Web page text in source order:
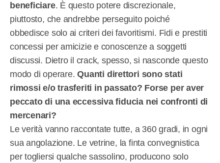
beneficiare. È questo potere discrezionale,
piuttosto, che andrebbe perseguito poiché
obbedisce solo ai criteri dei favoritismi. Fidi e prestiti
concessi per amicizie e conoscenze a soggetti
discussi. Dietro il crack, spesso, si nasconde questo
modo di operare.Quanti direttori sono stati
rimossi e/o trasferiti in passato? Forse per aver
peccato di una eccessiva fiducia nei confronti di
mercenari?
Le verità vanno raccontate tutte, a 360 gradi, in ogni
sua angolazione. Le vetrine, la finta convegnistica
per togliersi qualche sassolino, producono solo